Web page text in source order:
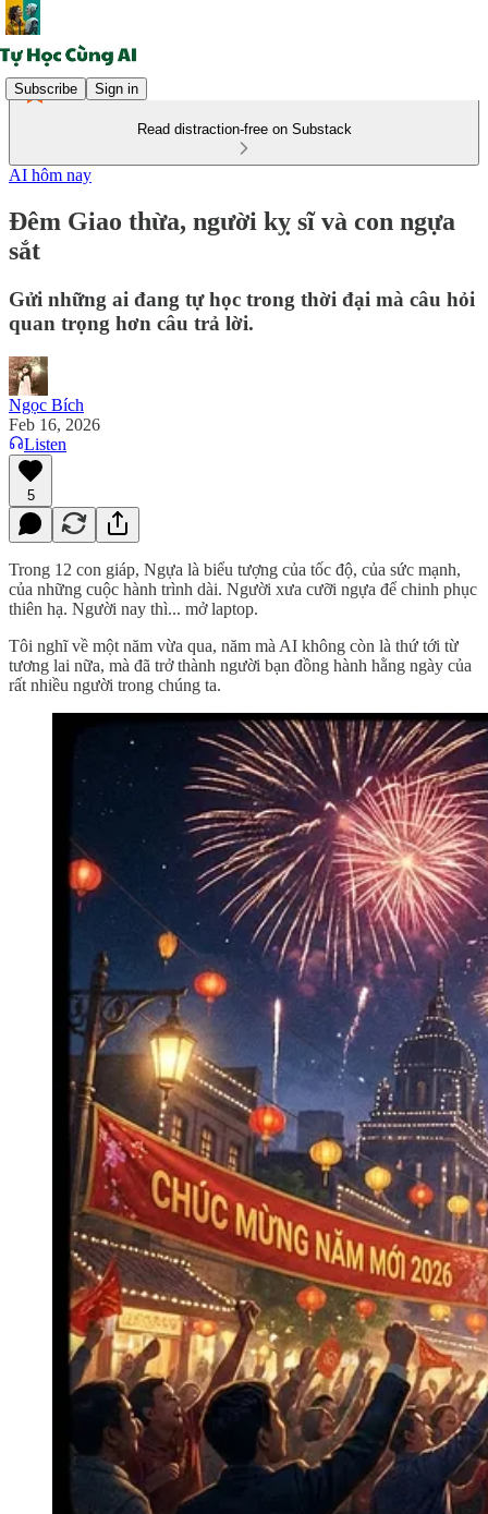
Subscribe Sign in
Read distraction-free on Substack
AI hôm nay
Đêm Giao thừa, người kỵ sĩ và con ngựa
sắt
Gửi những ai đang tự học trong thời đại mà câu hỏi
quan trọng hơn câu trả lời.
Ngọc Bích
Feb 16, 2026
Listen
5
Trong 12 con giáp, Ngựa là biểu tượng của tốc độ, của sức mạnh,
của những cuộc hành trình dài. Người xưa cưỡi ngựa để chinh phục
thiên hạ. Người nay thì... mở laptop.
Tôi nghĩ về một năm vừa qua, năm mà AI không còn là thứ tới từ
tương lai nữa, mà đã trở thành người bạn đồng hành hằng ngày của
rất nhiều người trong chúng ta.